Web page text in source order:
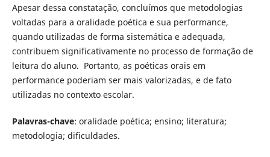
Apesar dessa constatação, concluímos que metodologias
voltadas para a oralidade poética e sua performance,
quando utilizadas de forma sistemática e adequada,
contribuem significativamente no processo de formação de
leitura do aluno. Portanto, as poéticas orais em
performance poderiam ser mais valorizadas, e de fato
utilizadas no contexto escolar.
Palavras-chave: oralidade poética; ensino; literatura;
metodologia; dificuldades.